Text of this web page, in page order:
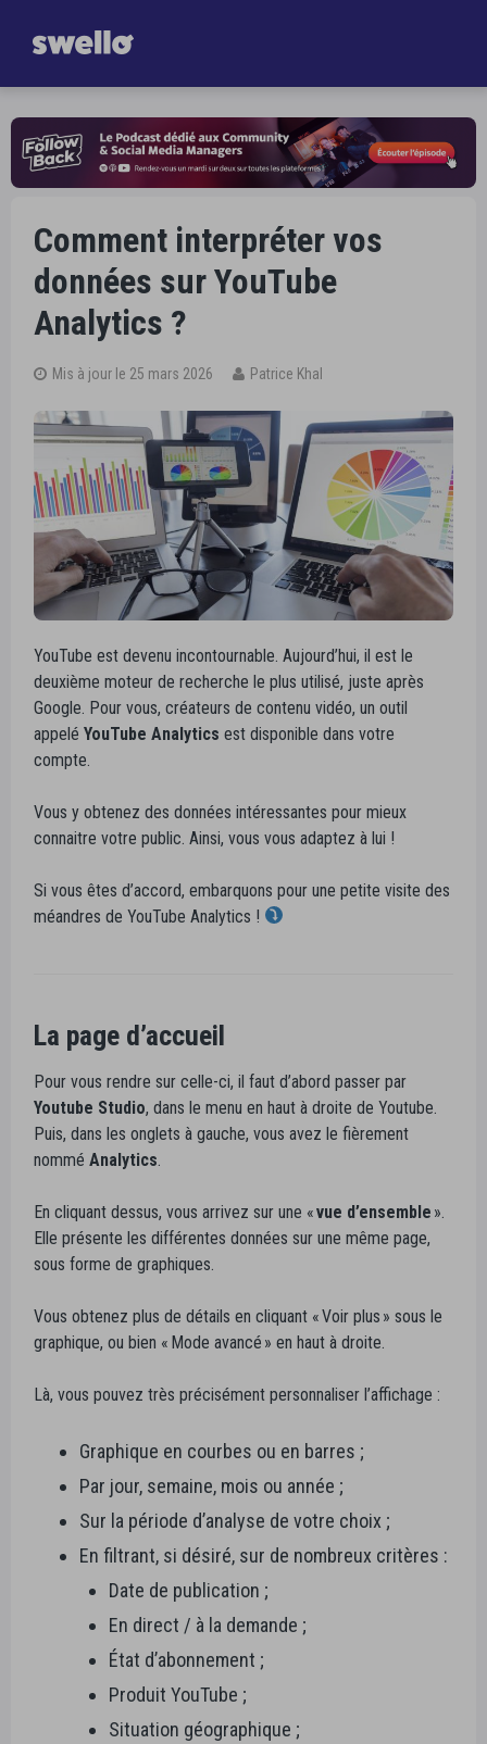
Comment interpréter vos
données sur YouTube
Analytics ?
Mis à jour le 25 mars 2026 Patrice Khal
YouTube est devenu incontournable. Aujourd’hui, il est le
deuxième moteur de recherche le plus utilisé, juste après
Google. Pour vous, créateurs de contenu vidéo, un outil
appelé YouTube Analytics est disponible dans votre
compte.
Vous y obtenez des données intéressantes pour mieux
connaitre votre public. Ainsi, vous vous adaptez à lui !
Si vous êtes d’accord, embarquons pour une petite visite des
méandres de YouTube Analytics !
La page d’accueil
Pour vous rendre sur celle-ci, il faut d’abord passer par
Youtube Studio, dans le menu en haut à droite de Youtube.
Puis, dans les onglets à gauche, vous avez le fièrement
nommé Analytics
En cliquant dessus, vous arrivez sur une «vue d’ensemble ».
Elle présente les différentes données sur une même page,
sous forme de graphiques.
Vous obtenez plus de détails en cliquant « Voir plus » sous le
graphique, ou bien « Mode avancé » en haut à droite.
Là, vous pouvez très précisément personnaliser l’affichage :
Graphique en courbes ou en barres ;
Par jour, semaine, mois ou année ;
Sur la période d’analyse de votre choix ;
En filtrant, si désiré, sur de nombreux critères :
Date de publication ;
En direct / à la demande ;
État d’abonnement ;
Produit YouTube ;
Situation géographique ;